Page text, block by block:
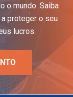
o mundo. Saiba
proteger o seu
lucros.